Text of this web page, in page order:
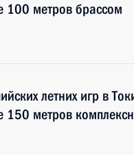
100 метров брассом
летних игр в
150 метров